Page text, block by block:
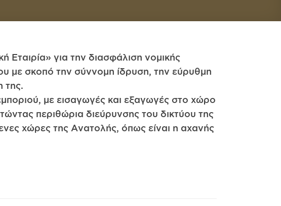
για την διασφάλιση νομικής
με σκοπό την σύννομη ίδρυση, την εύρυθμη
της.
με εισαγωγές και εξαγωγές στο χώρο
περιθώρια διεύρυνσης του δικτύου της
χώρες της Ανατολής, όπως είναι η αχανής